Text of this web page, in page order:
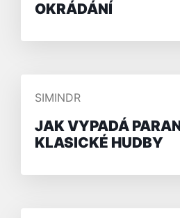
OKRÁDÁNÍ
PŘIDAL/A
SIMINDR
JAK VYPADÁ
KLASICKÉ HUDBY